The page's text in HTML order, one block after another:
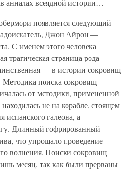
анналах всеядной истории…
появляется следующий
Джон Айрон —
С именем этого человека
трагическая страница рода
— в истории сокровищ
Методика поиска сокровищ
от методики, примененной
не на корабле, стоящем
испанского галеона, а
Длинный гофрированный
что упрощало проведение
волнения. Поиски сокровищ
месяц, так как были прерваны